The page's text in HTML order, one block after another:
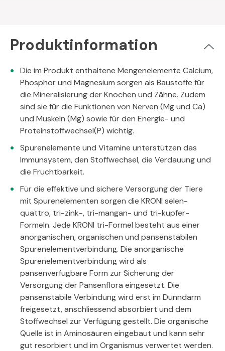
Produktinformation
Die im Produkt enthaltene Mengenelemente Calcium,
Phosphor und Magnesium sorgen als Baustoffe für
die Mineralisierung der Knochen und Zähne. Zudem
sind sie für die Funktionen von Nerven (Mg und Ca)
und Muskeln (Mg) sowie für den Energie- und
Proteinstoffwechsel(P) wichtig.
Spurenelemente und Vitamine unterstützen das
Immunsystem, den Stoffwechsel, die Verdauung und
die Fruchtbarkeit.
Für die effektive und sichere Versorgung der Tiere
mit Spurenelementen sorgen die KRONI selen-
quattro, tri-zink-, tri-mangan- und tri-kupfer-
Formeln. Jede KRONI tri-Formel besteht aus einer
anorganischen, organischen und pansenstabilen
Spurenelementverbindung. Die anorganische
Spurenelementverbindung wird als
pansenverfügbare Form zur Sicherung der
Versorgung der Pansenflora eingesetzt. Die
pansenstabile Verbindung wird erst im Dünndarm
freigesetzt, anschliessend absorbiert und dem
Stoffwechsel zur Verfügung gestellt. Die organische
Quelle ist in Aminosäuren eingebaut und kann sehr
gut resorbiert und im Organismus verwertet werden.